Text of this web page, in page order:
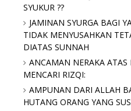
SYUKUR ??
JAMINAN SYURGA BAGI
TIDAK MENYUSAHKAN
DIATAS SUNNAH
ANCAMAN NERAKA
MENCARI RIZQI:
AMPUNAN DARI ALLAH
HUTANG ORANG YANG